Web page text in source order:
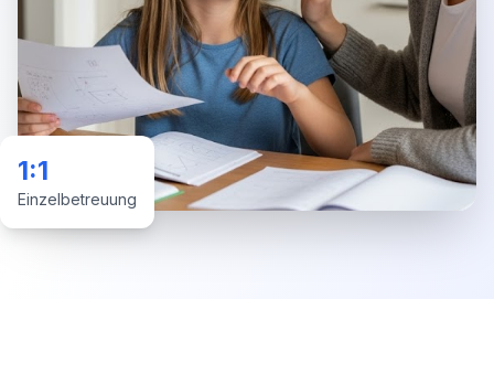
1:1
Einzelbetreuung